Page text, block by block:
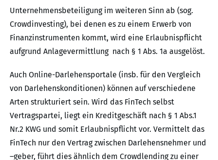
Unternehmensbeteiligung im weiteren Sinn ab (sog.
Crowdinvesting), bei denen es zu einem Erwerb von
Finanzinstrumenten kommt, wird eine Erlaubnispflicht
aufgrund Anlagevermittlung nach § 1 Abs. 1a ausgelöst.
Auch Online-Darlehensportale (insb. für den Vergleich
von Darlehenskonditionen) können auf verschiedene
Arten strukturiert sein. Wird das FinTech selbst
Vertragspartei, liegt ein Kreditgeschäft nach § 1 Abs.1
Nr.2 KWG und somit Erlaubnispflicht vor. Vermittelt das
FinTech nur den Vertrag zwischen Darlehensnehmer und
–geber, führt dies ähnlich dem Crowdlending zu einer